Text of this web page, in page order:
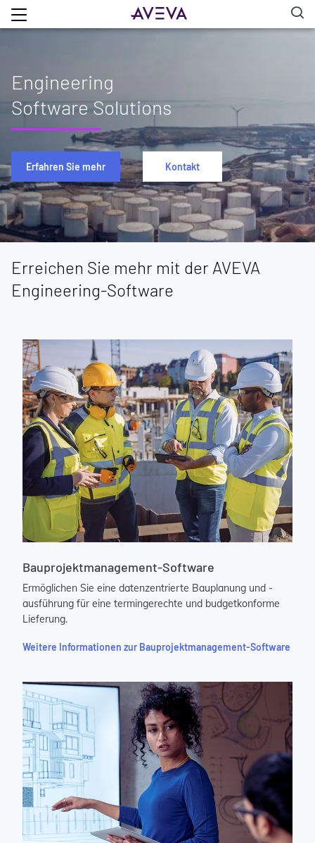
Engineering
Software Solutions
Erfahren Sie mehr Kontakt
Erreichen Sie mehr mit der AVEVA
Engineering-Software
Bauprojektmanagement-Software
Ermöglichen Sie eine datenzentrierte Bauplanung und -
ausführung für eine termingerechte und budgetkonforme
Lieferung.
Weitere Informationen zur Bauprojektmanagement-Software